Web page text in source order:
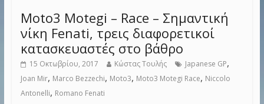
Moto3 Motegi – Race – Σημαντική
νίκη Fenati, τρεις διαφορετικοί
κατασκευαστές στο βάθρο
15 Οκτωβρίου, 2017 Κώστας Τουλής Japanese GP,
Joan Mir, Marco Bezzechi, Moto3, Moto3 Motegi Race, Niccolo
Antonelli, Romano Fenati